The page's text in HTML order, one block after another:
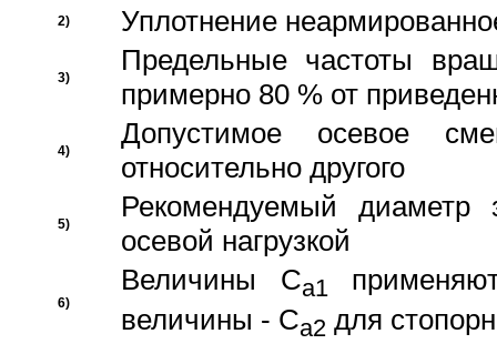
2) Уплотнение
3)
Предельные частоты
примерно 80 % от
4)
Допустимое осевое
относительно другого
5)
Рекомендуемый диаметр
осевой нагрузкой
6)
Величины Ca1
величины - Ca2 для